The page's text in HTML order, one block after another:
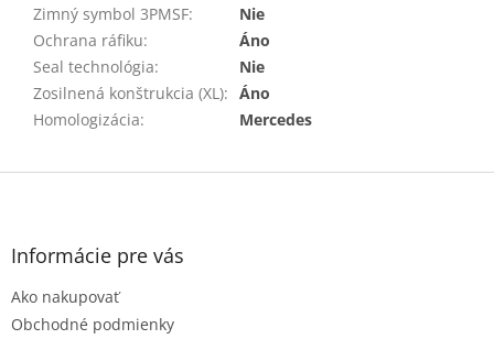
Zimný symbol 3PMSF:
Nie
Ochrana ráfiku:
Áno
Seal technológia:
Nie
Zosilnená konštrukcia (XL): Áno
Homologizácia: Mercedes
Z
Informácie pre vás
Ako nakupovať
Obchodné podmienky